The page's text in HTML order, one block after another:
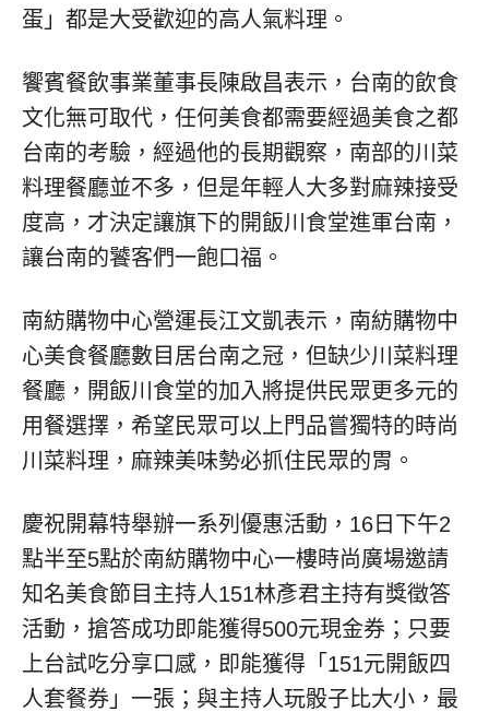
蛋」都是大受歡迎的高人氣料理。
饗賓餐飲事業董事長陳啟昌表示，台南的飲食
文化無可取代，任何美食都需要經過美食之都
台南的考驗，經過他的長期觀察，南部的川菜
料理餐廳並不多，但是年輕人大多對麻辣接受
度高，才決定讓旗下的開飯川食堂進軍台南，
讓台南的饕客們一飽口福。
南紡購物中心營運長江文凱表示，南紡購物中
心美食餐廳數目居台南之冠，但缺少川菜料理
餐廳，開飯川食堂的加入將提供民眾更多元的
用餐選擇，希望民眾可以上門品嘗獨特的時尚
川菜料理，麻辣美味勢必抓住民眾的胃。
慶祝開幕特舉辦一系列優惠活動，16日下午2
點半至5點於南紡購物中心一樓時尚廣場邀請
知名美食節目主持人151林彥君主持有獎徵答
活動，搶答成功即能獲得500元現金券；只要
上台試吃分享口感，即能獲得「151元開飯四
人套餐券」一張；與主持人玩骰子比大小，最